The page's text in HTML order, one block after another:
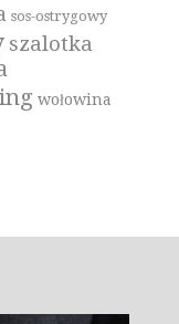
sos-ostrygowy
szalotka
wołowina